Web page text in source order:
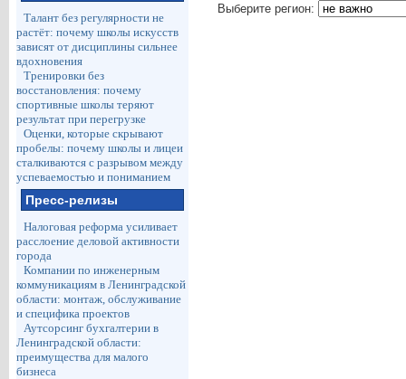
Талант без регулярности не
растёт: почему школы искусств
зависят от дисциплины сильнее
вдохновения
Тренировки без
восстановления: почему
спортивные школы теряют
результат при перегрузке
Оценки, которые скрывают
пробелы: почему школы и лицеи
сталкиваются с разрывом между
успеваемостью и пониманием
Пресс-релизы
Налоговая реформа усиливает
расслоение деловой активности
города
Компании по инженерным
коммуникациям в Ленинградской
области: монтаж, обслуживание
и специфика проектов
Аутсорсинг бухгалтерии в
Ленинградской области:
преимущества для малого
бизнеса
Выберите регион: